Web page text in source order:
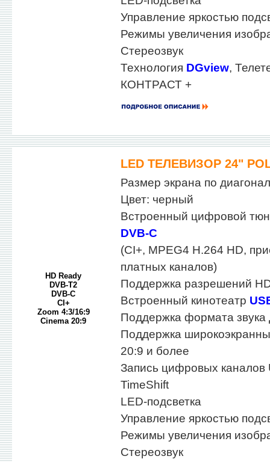
Управление яркостью
Режимы увеличения
Стереозвук
Технология DGview,
КОНТРАСТ +
LED ТЕЛЕВИЗОР 24"
HD Ready
DVB-T2
DVB-C
CI+
Zoom 4:3/16:9
Cinema 20:9
Размер экрана по
Цвет: черный
Встроенный цифровой
DVB-C
(CI+, MPEG4 H.264 HD,
платных каналов)
Поддержка разрешений
Встроенный кинотеатр
Поддержка формата звука
Поддержка
20:9 и более
Запись цифровых каналов
TimeShift
LED-подсветка
Управление яркостью
Режимы увеличения
Стереозвук